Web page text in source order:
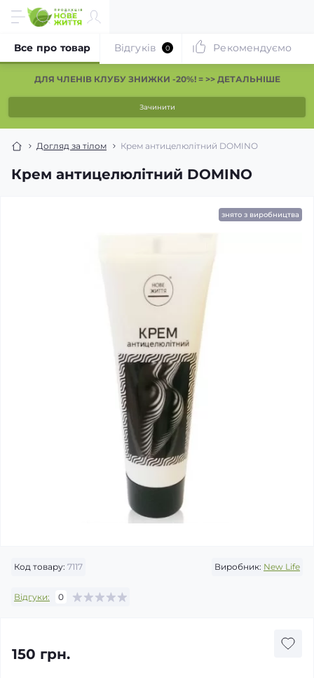
ДЛЯ ЧЛЕНІВ КЛУБУ ЗНИЖКИ -20%! = >> ДЕТАЛЬНІШЕ
Зачинити
Догляд за тілом Крем антицелюлітний DOMINO
Крем антицелюлітний DOMINO
Все про товар Відгуків 0 Рекомендуємо
знято з виробництва
Код товару: 7117 Виробник: New Life
Відгуки: 0
150 грн.